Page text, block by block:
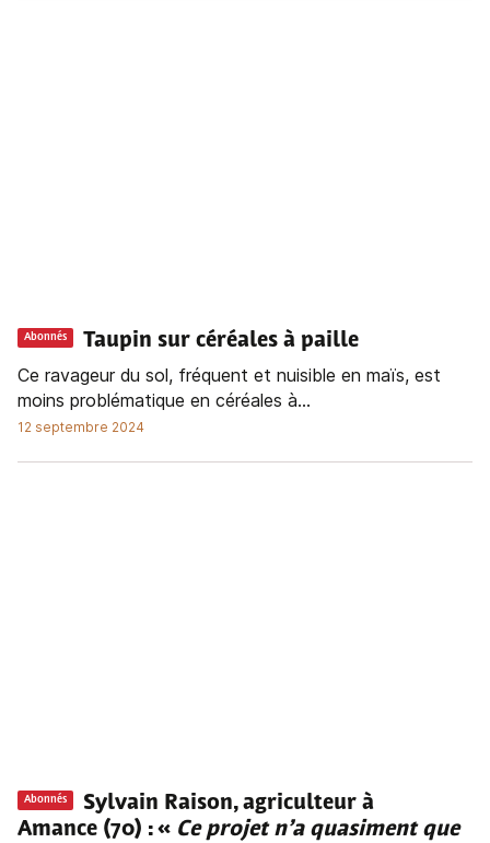
Abonnés
Taupin sur céréales à paille
Ce ravageur du sol, fréquent et nuisible en maïs, est
moins problématique en céréales à...
12 septembre 2024
Abonnés
Sylvain Raison, agriculteur à
Amance (70) : « Ce projet n’a quasiment que